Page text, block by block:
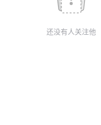
还没有人关注他